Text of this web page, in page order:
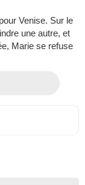
Venise. Sur le
une autre, et
Marie se refuse